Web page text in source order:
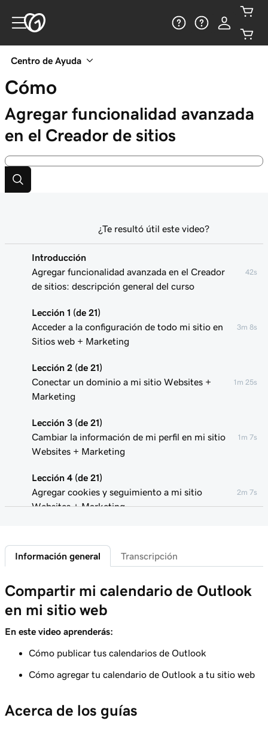
Centro de Ayuda
Cómo
Agregar funcionalidad avanzada
en el Creador de sitios
Introducción
Agregar funcionalidad avanzada en el Creador
de sitios: descripción general del curso
42s
Lección 1 (de 21)
Acceder a la configuración de todo mi sitio en
Sitios web + Marketing
3m 8s
Lección 2 (de 21)
Conectar un dominio a mi sitio Websites +
Marketing
1m 25s
Lección 3 (de 21)
Cambiar la información de mi perfil en mi sitio
Websites + Marketing
1m 7s
Lección 4 (de 21)
Agregar cookies y seguimiento a mi sitio
Websites + Marketing
2m 7s
Agregar una política de privacidad
Agregar un favicon a mi sitio Websites +
Marketing
1m 4s
Lección 7 (de 21)
Lección 8 (de 21)
Agregar un blog a tu sitio web
1m 6s
Lección 9 (de 21)
¿Te resultó útil este video?
Información general Transcripción
Compartir mi calendario de Outlook
en mi sitio web
En este video aprenderás:
Cómo publicar tus calendarios de Outlook
Cómo agregar tu calendario de Outlook a tu sitio web
Acerca de los guías